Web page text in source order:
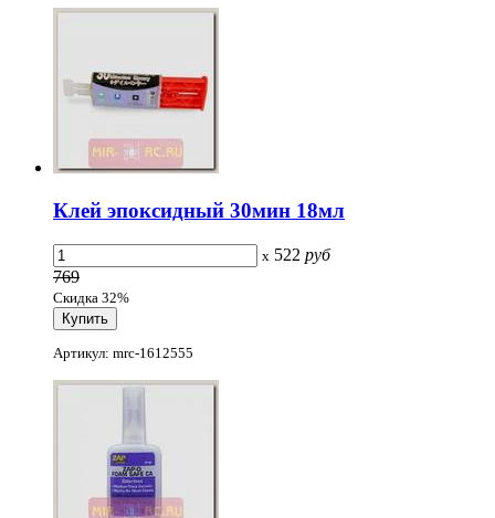
Клей эпоксидный 30мин 18мл
x 522 руб
769
Скидка 32%
Артикул: mrc-1612555